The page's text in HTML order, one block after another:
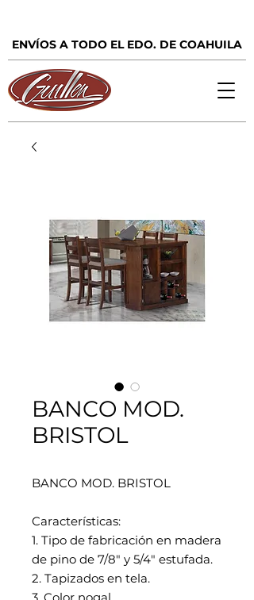
ENVÍOS A TODO EL EDO. DE COAHUILA
BANCO MOD.
BRISTOL
BANCO MOD. BRISTOL
Características:
1. Tipo de fabricación en madera
de pino de 7/8" y 5/4" estufada.
2. Tapizados en tela.